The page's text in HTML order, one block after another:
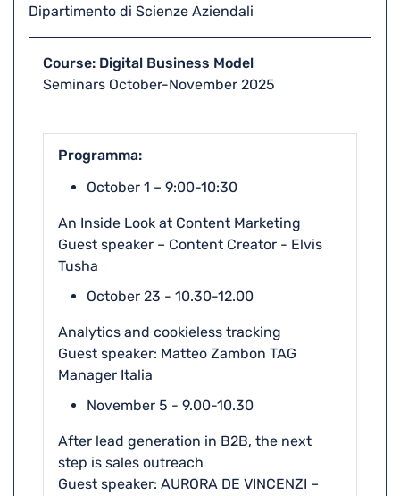
Dipartimento di Scienze Aziendali
Course: Digital Business Model
Seminars October-November 2025
Programma
October 1 – 9:00-10:30
An Inside Look at Content Marketing
Guest speaker – Content Creator - Elvis
Tusha
October 23 - 10.30-12.00
Analytics and cookieless tracking
Guest speaker: Matteo Zambon TAG
Manager Italia
November 5 - 9.00-10.30
After lead generation in B2B, the next
step is sales outreach
Guest speaker: AURORA DE VINCENZI –